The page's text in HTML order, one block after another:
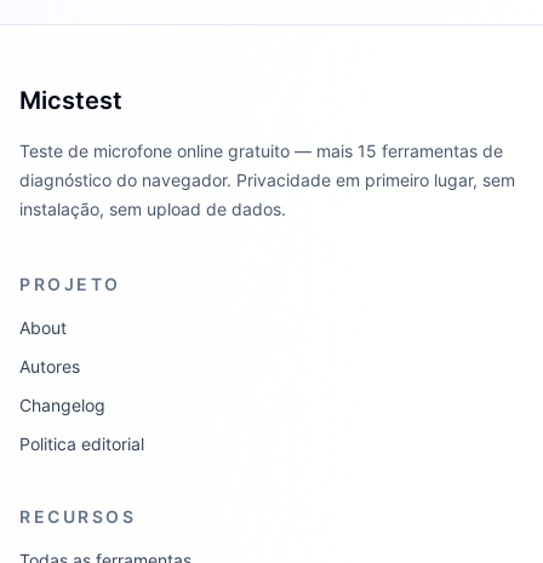
Micstest
Teste de microfone online gratuito — mais 15 ferramentas de
diagnóstico do navegador. Privacidade em primeiro lugar, sem
instalação, sem upload de dados.
PROJETO
About
Autores
Changelog
Politica editorial
RECURSOS